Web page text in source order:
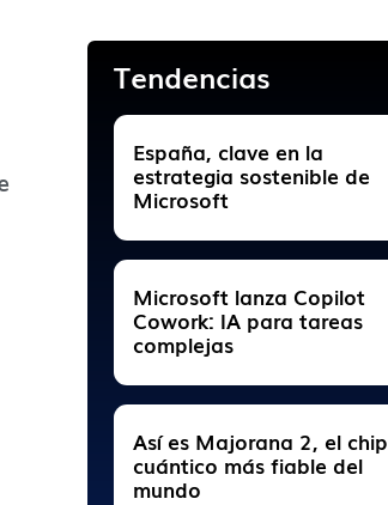
Tendencias
España, clave en la
estrategia sostenible de
Microsoft
Microsoft lanza Copilot
Cowork: IA para tareas
complejas
Así es Majorana 2, el chip
cuántico más fiable del
mundo